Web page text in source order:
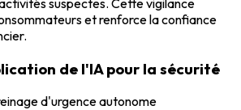
et renforce la confiance
de l'IA pour la sécurité
d'urgence autonome